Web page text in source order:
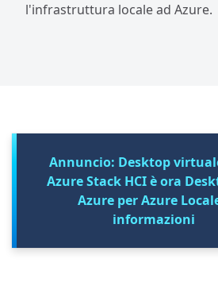
l'infrastruttura locale ad Azure.
Annuncio: Desktop
Azure Stack HCI è ora
Azure per Azure
informazioni